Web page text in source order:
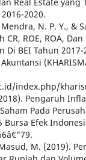
2020.
N. P. Y., &
ROE, ROA,
Di BEI Tahun
index.php/
Pengaruh
Pada
Bursa Efek
M. (2019).